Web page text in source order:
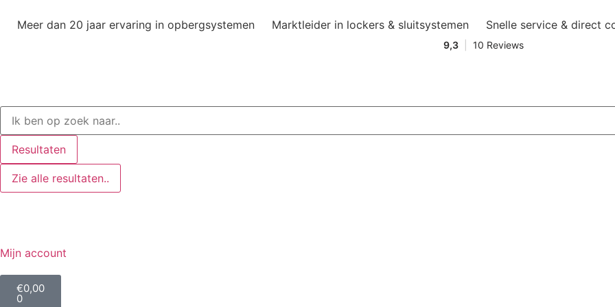
Meer dan 20 jaar ervaring in opbergsystemen Marktleider in lockers & sluitsystemen Snelle service & direct
Resultaten
Zie alle resultaten..
Mijn account
€0,00
0